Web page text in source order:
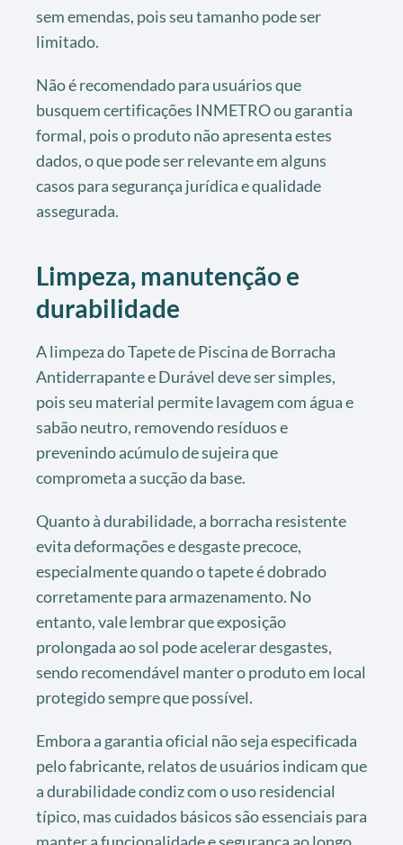
sem emendas, pois seu tamanho pode ser
limitado.
Não é recomendado para usuários que
busquem certificações INMETRO ou garantia
formal, pois o produto não apresenta estes
dados, o que pode ser relevante em alguns
casos para segurança jurídica e qualidade
assegurada.
Limpeza, manutenção e
durabilidade
A limpeza do Tapete de Piscina de Borracha
Antiderrapante e Durável deve ser simples,
pois seu material permite lavagem com água e
sabão neutro, removendo resíduos e
prevenindo acúmulo de sujeira que
comprometa a sucção da base.
Quanto à durabilidade, a borracha resistente
evita deformações e desgaste precoce,
especialmente quando o tapete é dobrado
corretamente para armazenamento. No
entanto, vale lembrar que exposição
prolongada ao sol pode acelerar desgastes,
sendo recomendável manter o produto em local
protegido sempre que possível.
Embora a garantia oficial não seja especificada
pelo fabricante, relatos de usuários indicam que
a durabilidade condiz com o uso residencial
típico, mas cuidados básicos são essenciais para